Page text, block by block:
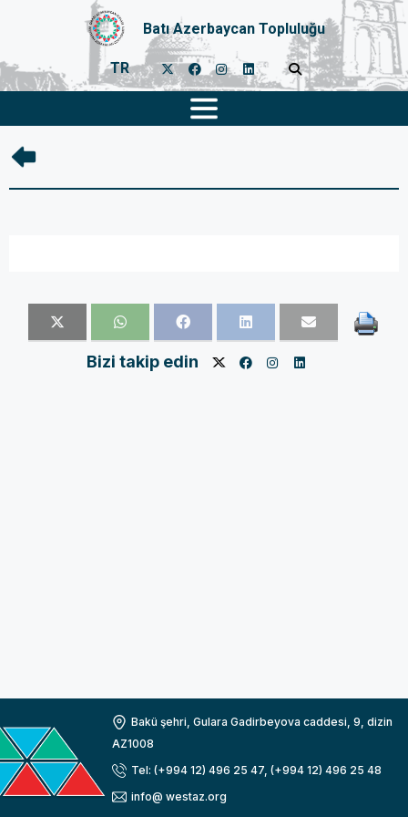
Batı Azerbaycan Topluluğu
TR
Bizi takip edin
Bakü şehri, Gulara Gadirbeyova caddesi, 9, dizin
AZ1008
Tel: (+994 12) 496 25 47, (+994 12) 496 25 48
info@ westaz.org